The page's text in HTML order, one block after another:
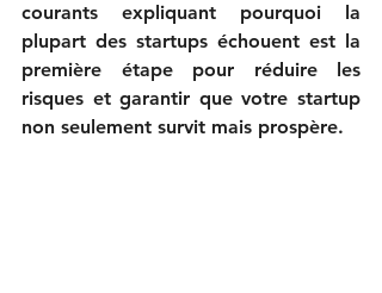
courants expliquant pourquoi la
plupart des startups échouent est la
première étape pour réduire les
risques et garantir que votre startup
non seulement survit mais prospère.